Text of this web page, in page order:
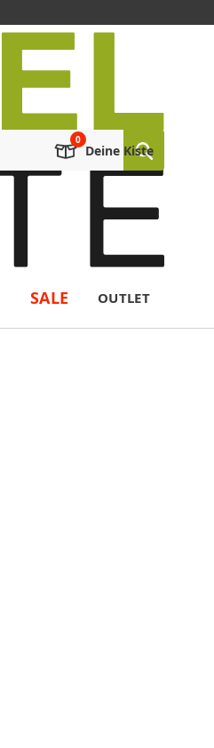
Deine Kiste
SALE OUTLET